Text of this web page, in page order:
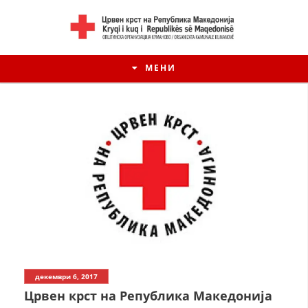
МЕНИ
ИСТОРИЈАТ НА ДВИЖЕЊЕТО
декември 6, 2017
Црвен крст на Република Македонија